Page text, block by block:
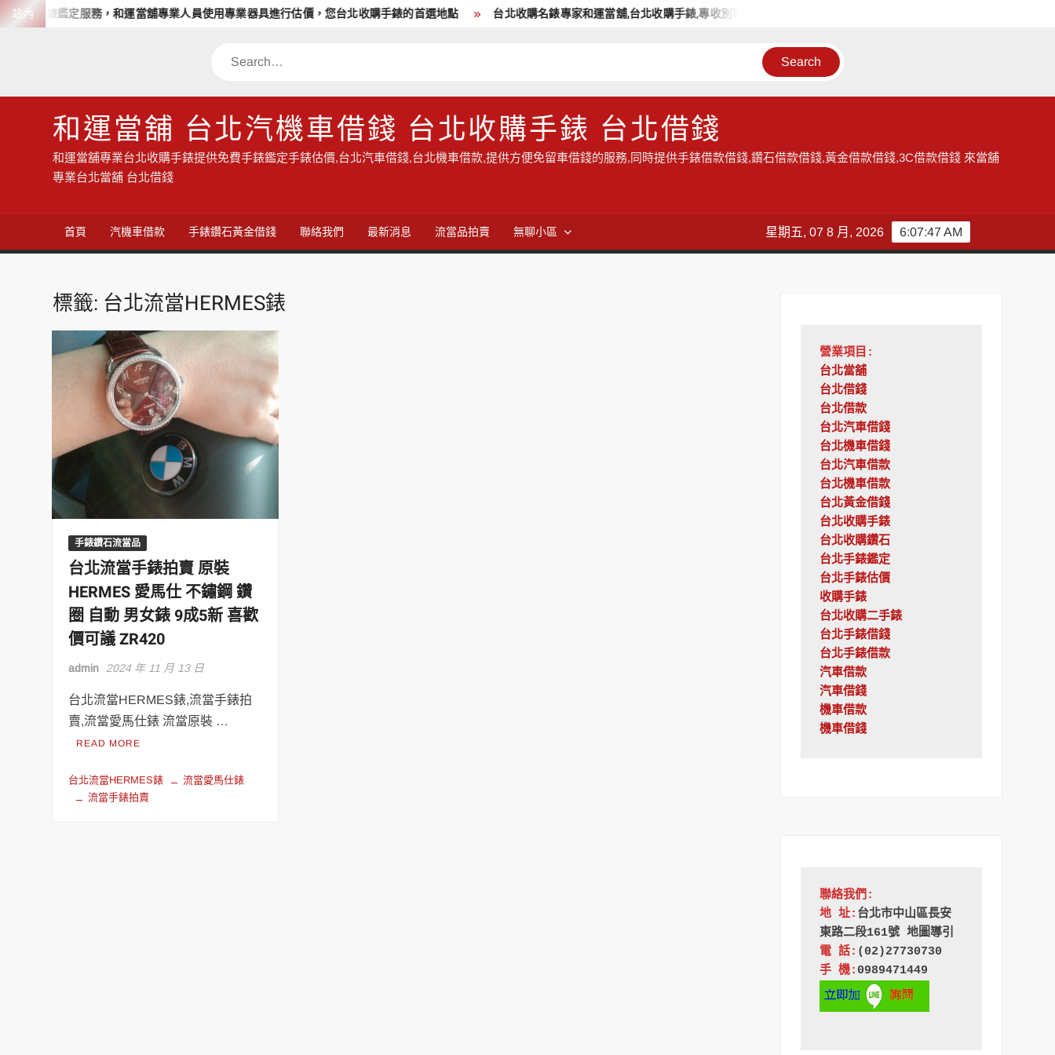
Skip
站內
的手錶鑑定服務，和運當舖專業人員使用專業器具進行估價，您台北收購手錶的首選地點 台北收購名錶專家和運當舖,台北收購手錶,專收別家不收的手錶,手錶借錢,黃金借錢請找和運當舖
Search
和運當舖 台北汽機車借錢 台北收購手錶 台北借錢
和運當舖專業台北收購手錶提供免費手錶鑑定手錶估價,台北汽車借錢,台北機車借款,提供方便免留車借錢的服務,同時提供手錶借款借錢,鑽石借款借錢,黃金借款借錢,3C借款借錢 來當舖
專業台北當舖 台北借錢
首頁 汽機車借款 手錶鑽石黃金借錢 聯絡我們 最新消息 流當品拍賣 無聊小區 6:07:48 AM
星期五, 07 8 月, 2026
標籤: 台北流當HERMES錶
手錶鑽石流當品
台北流當手錶拍賣 原裝
HERMES 愛馬仕 不鏽鋼 鑽
圈 自動 男女錶 9成5新 喜歡
價可議 ZR420
admin 2024 年 11 月 13 日
台北流當HERMES錶,流當手錶拍
賣,流當愛馬仕錶 流當原裝 …
READ MORE
台北流當HERMES錶
流當愛馬仕錶
流當手錶拍賣
營業項目:
台北當舖
台北借錢
台北借款
台北汽車借錢
台北機車借錢
台北汽車借款
台北機車借款
台北黃金借錢
台北收購手錶
台北收購鑽石
台北手錶鑑定
台北手錶估價
收購手錶
台北收購二手錶
台北手錶借錢
台北手錶借款
汽車借款
汽車借錢
機車借款
機車借錢
聯絡我們:
地 址: 台北市中山區長安
東路二段161號 地圖導引
電 話: (02)27730730
手 機: 0989471449